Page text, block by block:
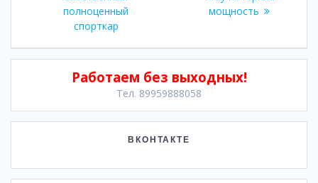
записям
полноценный
спорткар
мощность
Работаем без выходных!
Тел. 89959888058
ВКОНТАКТЕ